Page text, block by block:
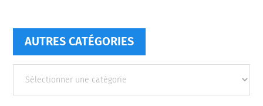
AUTRES CATÉGORIES
catégories